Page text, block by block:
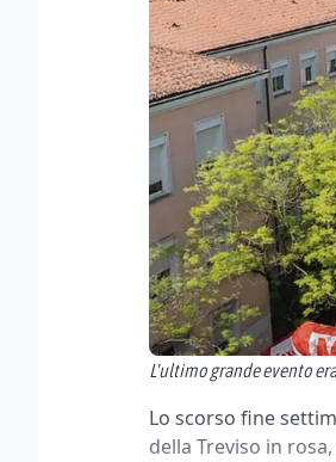
L'ultimo grande evento
Lo scorso fine
della Treviso in